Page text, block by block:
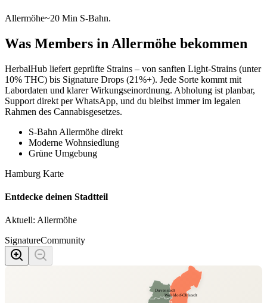
Allermöhe~20 Min S-Bahn.
Was Members in Allermöhe bekommen
HerbalHub liefert geprüfte Strains – von sanften Light-Strains (unter
10% THC) bis Signature Drops (21%+). Jede Sorte kommt mit
Labordaten und klarer Wirkungseinordnung. Abholung ist planbar,
Support direkt per WhatsApp, und du bleibst immer im legalen
Rahmen des Cannabisgesetzes.
S-Bahn Allermöhe direkt
Moderne Wohnsiedlung
Grüne Umgebung
Hamburg Karte
Entdecke deinen Stadtteil
Aktuell: Allermöhe
SignatureCommunity
Duvenstedt
Wohldorf-Ohlstedt